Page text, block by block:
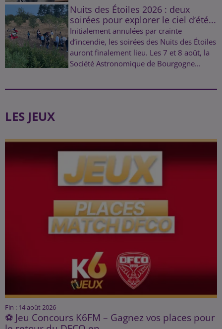
Nuits des Étoiles 2026 : deux
soirées pour explorer le ciel d’été...
Initialement annulées par crainte
d’incendie, les soirées des Nuits des Étoiles
auront finalement lieu. Les 7 et 8 août, la
Société Astronomique de Bourgogne...
LES JEUX
Fin : 14 août 2026
⚽ Jeu Concours K6FM – Gagnez vos places pour